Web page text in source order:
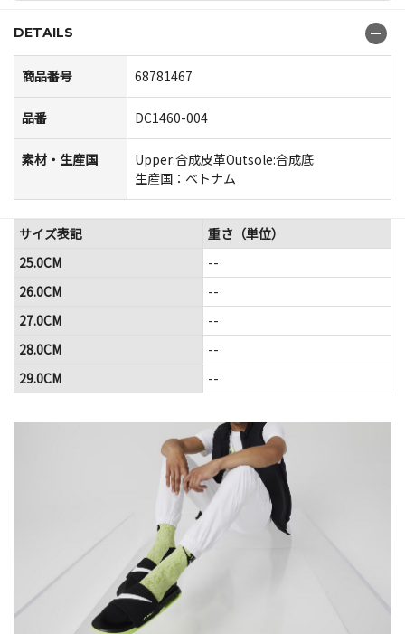
DETAILS
商品番号 68781467
品番 DC1460-004
素材・生産国
Upper:合成皮革Outsole:合成底
生産国：ベトナム
サイズ表記
重さ（単位）
25.0CM
--
26.0CM
--
27.0CM
--
28.0CM
--
29.0CM
--